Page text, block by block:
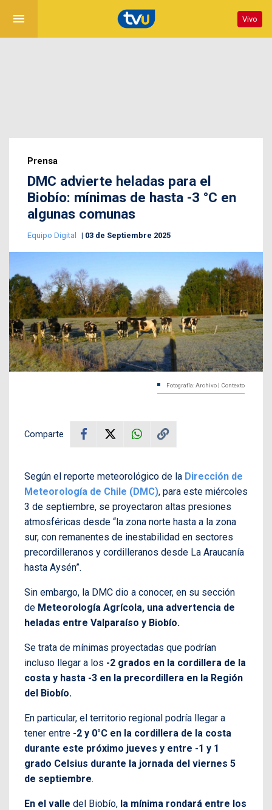
menu Vivo
Prensa
DMC advierte heladas para el
Biobío: mínimas de hasta -3 °C en
algunas comunas
Equipo Digital 03 de Septiembre 2025
Fotografía: Archivo | Contexto
Comparte
Según el reporte meteorológico de la Dirección de
Meteorología de Chile (DMC), para este miércoles
3 de septiembre, se proyectaron altas presiones
atmosféricas desde “la zona norte hasta a la zona
sur, con remanentes de inestabilidad en sectores
precordilleranos y cordilleranos desde La Araucanía
hasta Aysén”.
Sin embargo, la DMC dio a conocer, en su sección
de Meteorología Agrícola, una advertencia de
heladas entre Valparaíso y Biobío.
Se trata de mínimas proyectadas que podrían
incluso llegar a los -2 grados en la cordillera de la
costa y hasta -3 en la precordillera en la Región
del Biobío.
En particular, el territorio regional podría llegar a
tener entre -2 y 0°C en la cordillera de la costa
durante este próximo jueves y entre -1 y 1
grado Celsius durante la jornada del viernes 5
de septiembre.
En el valle del Biobío, la mínima rondará entre los